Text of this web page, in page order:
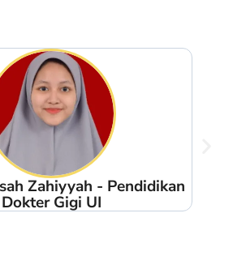
Zahiyyah - Pendidikan
Dokter Gigi UI